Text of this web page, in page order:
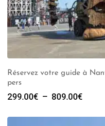
Réservez votre guide à
pers
299.00€ – 809.00€
prix :